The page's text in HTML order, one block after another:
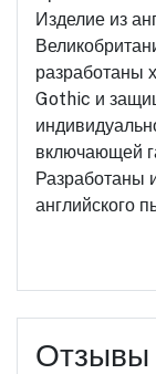
Изделие из
разработаны
Gothic и
включающей
Разработаны
английского
Отзывы